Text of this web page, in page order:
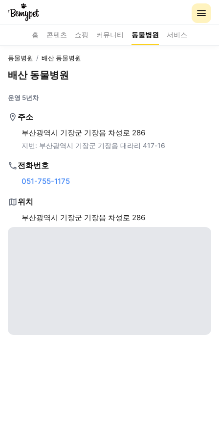
홈 콘텐츠 쇼핑 커뮤니티 동물병원 서비스
동물병원 / 배산 동물병원
배산 동물병원
운영 5년차
주소
부산광역시 기장군 기장읍 차성로 286
지번: 부산광역시 기장군 기장읍 대라리 417-16
전화번호
051-755-1175
위치
부산광역시 기장군 기장읍 차성로 286